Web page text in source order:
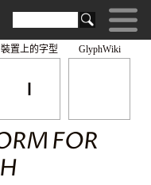
GlyphWiki
︲
裝置上的字型
FOR